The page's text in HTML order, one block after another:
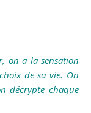
on a la sensation
de sa vie. On
décrypte chaque